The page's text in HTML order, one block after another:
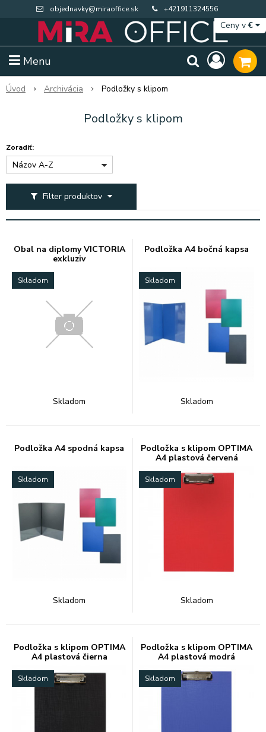
objednavky@miraoffice.sk +421911324556
Menu
Ceny v€
Úvod Archivácia Podložky s klipom
Podložky s klipom
Filter produktov
Zoradiť:
Názov A-Z
Obal na diplomy VICTORIA
exkluziv
Skladom
Skladom
Podložka A4 bočná kapsa
Skladom
Skladom
Podložka A4 spodná kapsa
Skladom
Skladom
Podložka s klipom OPTIMA
A4 plastová červená
Skladom
Skladom
Podložka s klipom OPTIMA
A4 plastová čierna
Skladom
Podložka s klipom OPTIMA
A4 plastová modrá
Skladom